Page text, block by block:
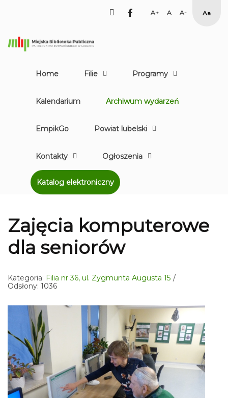
facebook
Set Set
Smaller
High
Home Filie Programy
Kalendarium Archiwum wydarzeń
EmpikGo Powiat lubelski
Kontakty Ogłoszenia
Katalog elektroniczny
Zajęcia komputerowe
dla seniorów
Kategoria: Filia nr 36, ul. Zygmunta Augusta 15
Odsłony: 1036